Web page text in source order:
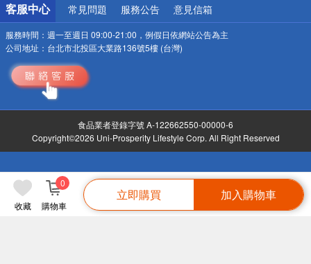
收藏 購物車
0
立即購買 加入購物車
客服中心 常見問題 服務公告 意見信箱
服務時間： 週一至週日 09:00-21:00，例假日依網站公告為主
公司地址： 台北市北投區大業路136號5樓 (台灣)
食品業者登錄字號 A-122662550-00000-6
Copyright©2026 Uni-Prosperity Lifestyle Corp. All Right Reserved